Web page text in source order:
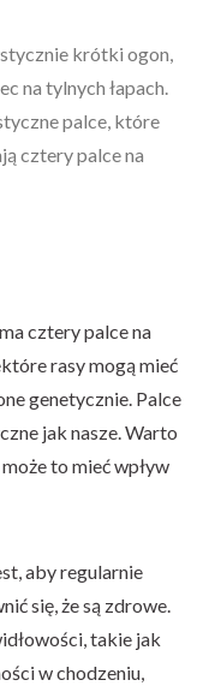
krótki ogon,
na tylnych łapach.
palce, które
cztery palce na
cztery palce na
rasy mogą mieć
genetycznie. Palce
jak nasze. Warto
to mieć wpływ
aby regularnie
się, że są zdrowe.
takie jak
w chodzeniu,